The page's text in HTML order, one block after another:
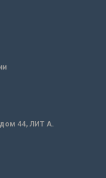
дом 44, ЛИТ А.